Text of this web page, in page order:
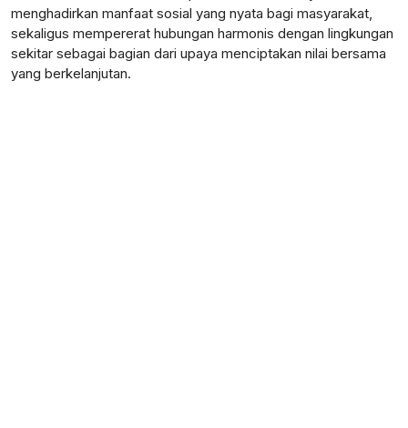
menghadirkan manfaat sosial yang nyata bagi masyarakat,
sekaligus mempererat hubungan harmonis dengan lingkungan
sekitar sebagai bagian dari upaya menciptakan nilai bersama
yang berkelanjutan.